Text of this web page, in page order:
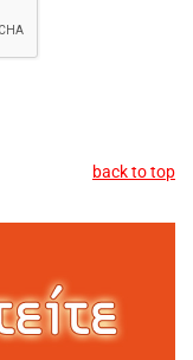
back to top